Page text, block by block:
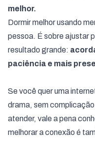
melhor.
Dormir melhor usando
pessoa. É sobre ajustar
resultado grande:
paciência e mais
Se você quer uma
drama, sem
atender, vale a pena
melhorar a conexão é